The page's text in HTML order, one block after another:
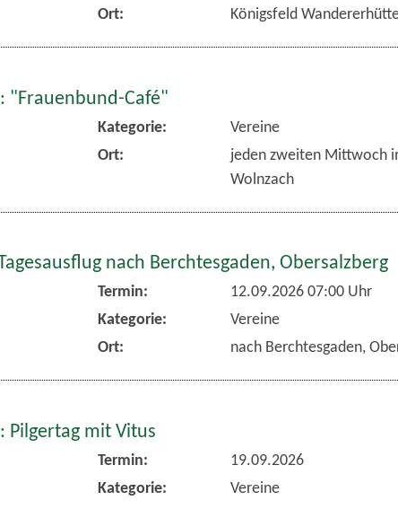
Ort:
Königsfeld
"Frauenbund-Café"
Kategorie:
Vereine
Ort:
jeden zweiten Mittwoch
Wolnzach
nach Berchtesgaden, Obersalzberg
Termin:
12.09.2026 07:00 Uhr
Kategorie:
Vereine
Ort:
nach Berchtesgaden,
Pilgertag mit Vitus
Termin:
19.09.2026
Kategorie:
Vereine